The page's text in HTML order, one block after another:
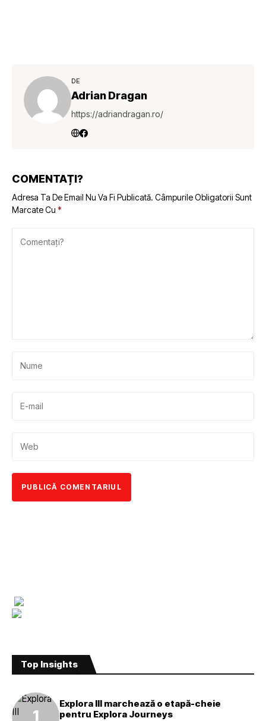
DE
Adrian Dragan
https://adriandragan.ro/
COMENTAȚI?
Adresa Ta De Email Nu Va Fi Publicată. Câmpurile Obligatorii Sunt
Marcate Cu *
Top Insights
Explora III marchează o etapă-cheie
pentru Explora Journeys